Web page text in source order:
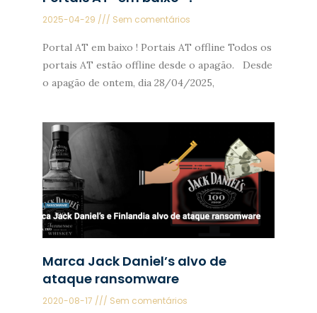
2025-04-29 Sem comentários
Portal AT em baixo ! Portais AT offline Todos os
portais AT estão offline desde o apagão. Desde
o apagão de ontem, dia 28/04/2025,
Marca Jack Daniel’s alvo de
ataque ransomware
2020-08-17 Sem comentários